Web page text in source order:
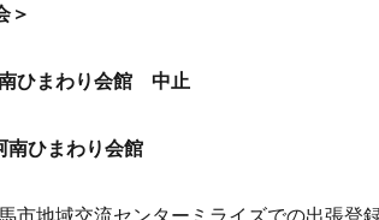
＞
ひまわり会館 中止
南ひまわり会館
市地域交流センターミライズでの出張登